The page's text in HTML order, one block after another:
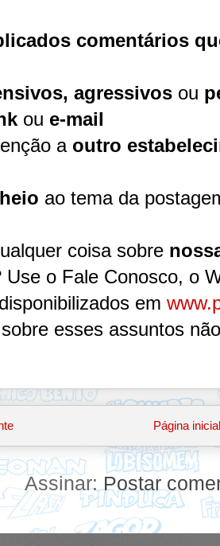
comentários
agressivos ou
ou e-mail
a outro
ao tema da
coisa sobre
Use o Fale Conosco, o
em
esses assuntos
Página inicial
Assinar: Postar